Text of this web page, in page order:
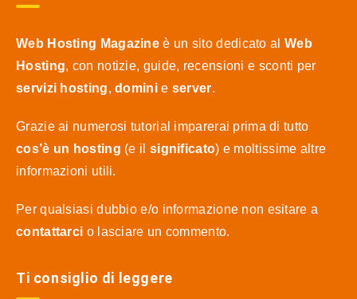
Web Hosting Magazine è un sito dedicato al Web
Hosting, con notizie, guide, recensioni e sconti per
servizi hosting,dominie server.
Grazie ai numerosi tutorial imparerai prima di tutto
cos’è un hosting (e il significato) e moltissime altre
informazioni utili.
Per qualsiasi dubbio e/o informazione non esitare a
contattarci o lasciare un commento.
Ti consiglio di leggere